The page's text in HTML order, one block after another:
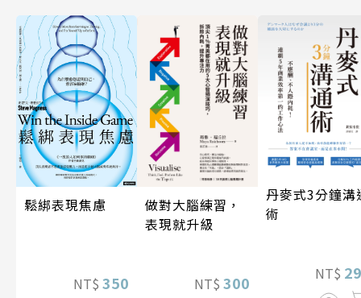
鬆綁表現焦慮
NT$ 350
做對大腦練習，
表現就升級
NT$ 300
丹麥式3分鐘溝
術
NT$